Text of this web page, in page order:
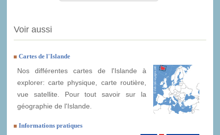
Voir aussi
Cartes de l'Islande
Nos différentes cartes de l'Islande à
explorer: carte physique, carte routière,
vue satellite. Pour tout savoir sur la
géographie de l'Islande.
Informations pratiques